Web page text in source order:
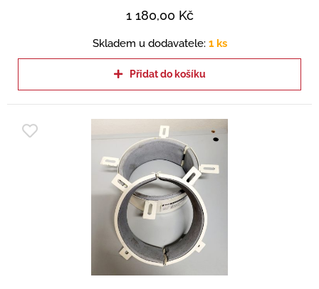
1 180,00 Kč
Skladem u dodavatele: 1 ks
Přidat do košíku